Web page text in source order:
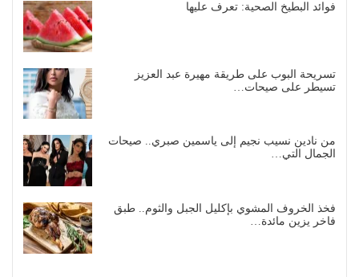
فوائد البطيخ الصحية: تعرف عليها
تسريحة البوب على طريقة مهيرة عبد العزيز
تسيطر على صيحات…
من نادين نسيب نجيم إلى ياسمين صبري.. صيحات
الجمال التي…
فخذ الخروف المشوي بإكليل الجبل والثوم.. طبق
فاخر يزين مائدة…